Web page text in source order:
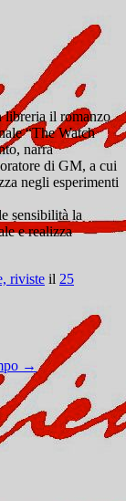
libreria il romanzo
“The Watch
narra
di GM, a cui
negli esperimenti
sensibilità la
e realizza
riviste il 25
→